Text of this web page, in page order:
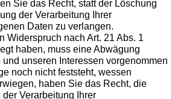
Sie das Recht, statt der Löschung
der Verarbeitung Ihrer
Daten zu verlangen.
Widerspruch nach Art. 21 Abs. 1
haben, muss eine Abwägung
unseren Interessen vorgenommen
noch nicht feststeht, wessen
haben Sie das Recht, die
Verarbeitung Ihrer